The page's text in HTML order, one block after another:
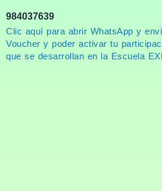
984037639
Clic aquí para abrir WhatsApp y
Voucher y poder activar tu
que se desarrollan en la Escuela